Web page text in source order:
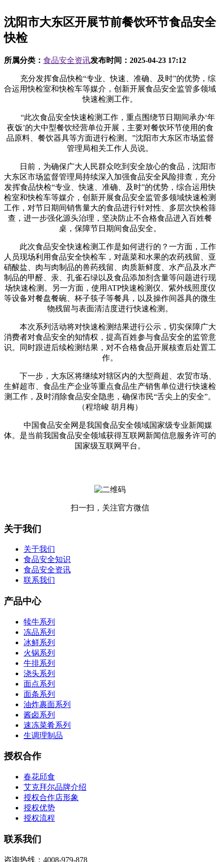
沈阳市大东区开展节前餐饮环节食品安全
快检
所属分类： 食品安全资讯发布时间： 2025-04-23 17:12
充分发挥食品快检“专业、快速、准确、及时”的优势，综
合运用快检室和快检车等媒介，创新开展食品安全监管多领域
快速检测工作。
“此次食品安全快速检测工作，重点围绕节日期间承办‘年
夜饭’的大中型餐饮经营单位开展，主要对餐饮环节使用的食
品原料、餐饮器具等方面进行检测。”沈阳市大东区市场监督
管理局相关工作人员说。
日前，为确保广大人民群众吃到安全放心的食品，沈阳市
大东区市场监督管理局持续深入加强食品安全风险排查，充分
发挥食品快检“专业、快速、准确、及时”的优势，综合运用快
检室和快检车等媒介，创新开展食品安全监管多领域快速检测
工作，对节日期间销售量大的食品进行针对性、多层次快检筛
查，进一步强化源头治理，坚决防止不合格食品进入百姓餐
桌，保障节日期间食品安全。
此次食品安全快速检测工作是如何进行的？一方面，工作
人员现场利用食品安全快检车，对蔬菜和水果的农药残留、亚
硝酸盐、肉与肉制品的兽药残留、肉质新鲜度、水产品及水产
制品的甲醛、汞、孔雀石绿以及食品添加剂含量等问题进行现
场快速检测。另一方面，使用ATP快速检测仪、紫外线照度仪
等设备对餐盘餐碗、杯子筷子等餐具，以及操作间器具的微生
物残留与表面清洁度进行快速检测。
本次系列活动将对快速检测结果进行公示，切实保障广大
消费者对食品安全的知情权，提高百姓参与食品安全的监管意
识。同时跟进后续检测结果，对不合格食品开展核查后处置工
作。
下一步，大东区将继续对辖区内的大型商超、农贸市场、
生鲜超市、食品生产企业等重点食品生产销售单位进行快速检
测工作，及时消除食品安全隐患，确保市民“舌尖上的安全”。
（程培峻 胡月梅）
中国食品安全网是我国食品安全领域国家级专业新闻媒
体。是当前我国食品安全领域获得互联网新闻信息服务许可的
国家级互联网平台。
扫一扫，关注官方微信
关于我们
关于我们
食品安全知识
食品安全资讯
联系我们
产品中心
犊牛系列
冻品系列
冰鲜系列
火锅系列
牛排系列
浇头系列
面点系列
面条系列
油炸裹面系列
酱卤系列
速冻菜肴系列
生调理制品
授权合作
春花邱食
艾克拜尔品牌介绍
授权合作店形象
授权优势
授权流程
联系我们
咨询热线：4008-979-878